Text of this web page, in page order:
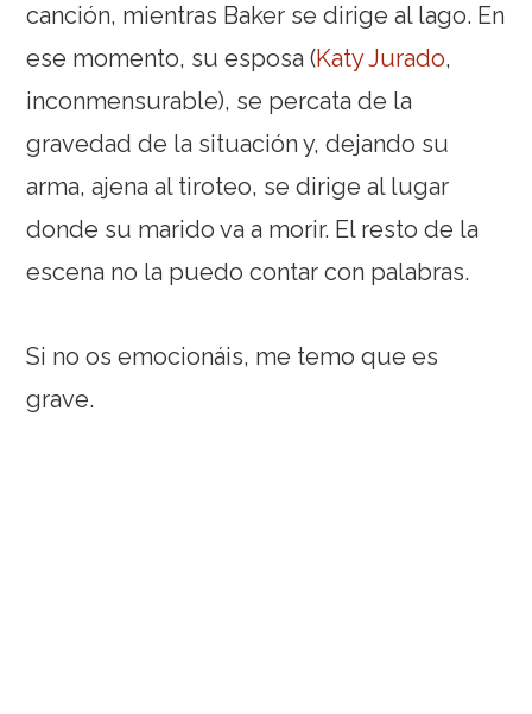
canción, mientras Baker se dirige al lago. En
ese momento, su esposa (Katy Jurado,
inconmensurable), se percata de la
gravedad de la situación y, dejando su
arma, ajena al tiroteo, se dirige al lugar
donde su marido va a morir. El resto de la
escena no la puedo contar con palabras.
Si no os emocionáis, me temo que es
grave.